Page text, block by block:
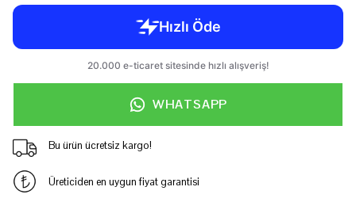
WHATSAPP
Bu ürün ücretsiz kargo!
Üreticiden en uygun fiyat garantisi